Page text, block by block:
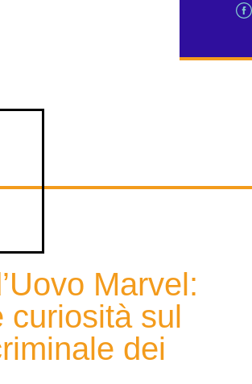
Marvel:
curiosità sul
dei